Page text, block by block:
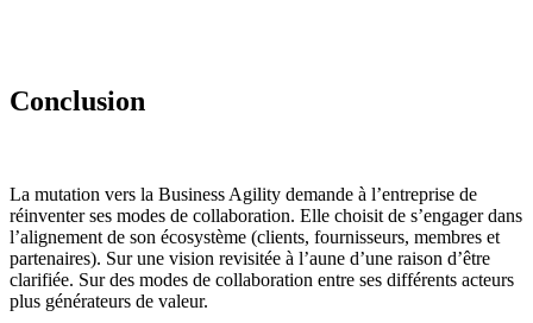
Conclusion
La mutation vers la Business Agility demande à l’entreprise de
réinventer ses modes de collaboration. Elle choisit de s’engager dans
l’alignement de son écosystème (clients, fournisseurs, membres et
partenaires). Sur une vision revisitée à l’aune d’une raison d’être
clarifiée. Sur des modes de collaboration entre ses différents acteurs
plus générateurs de valeur.